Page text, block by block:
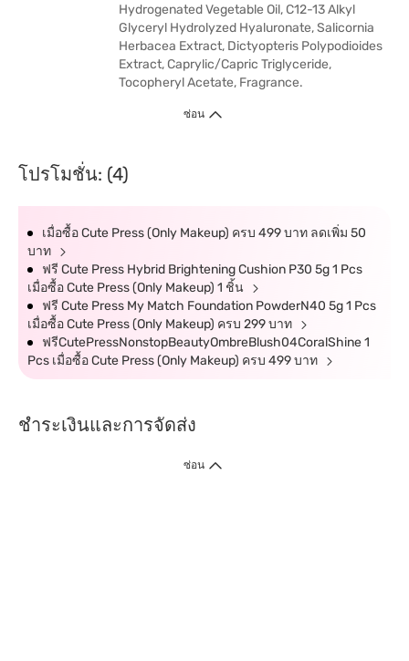
Hydrogenated Vegetable Oil, C12-13 Alkyl
Glyceryl Hydrolyzed Hyaluronate, Salicornia
Herbacea Extract, Dictyopteris Polypodioides
Extract, Caprylic/Capric Triglyceride,
Tocopheryl Acetate, Fragrance.
ซ่อน
โปรโมชั่น: (4)
เมื่อซื้อ Cute Press (Only Makeup) ครบ 499 บาท ลดเพิ่ม 50
บาท
ฟรี Cute Press Hybrid Brightening Cushion P30 5g 1 Pcs
เมื่อซื้อ Cute Press (Only Makeup) 1 ชิ้น
ฟรี Cute Press My Match Foundation PowderN40 5g 1 Pcs
เมื่อซื้อ Cute Press (Only Makeup) ครบ 299 บาท
ฟรีCutePressNonstopBeautyOmbreBlush04CoralShine 1
Pcs เมื่อซื้อ Cute Press (Only Makeup) ครบ 499 บาท
ชำระเงินและการจัดส่ง
ซ่อน